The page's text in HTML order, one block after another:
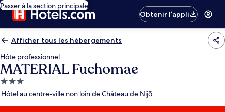
Passer à la section principale
Obtenir l’appli
Afficher tous les hébergements
Hôte professionnel
MATERIAL Fuchomae
Hébergement
3.0 étoiles
Hôtel au centre-ville non loin de Château de Nijō